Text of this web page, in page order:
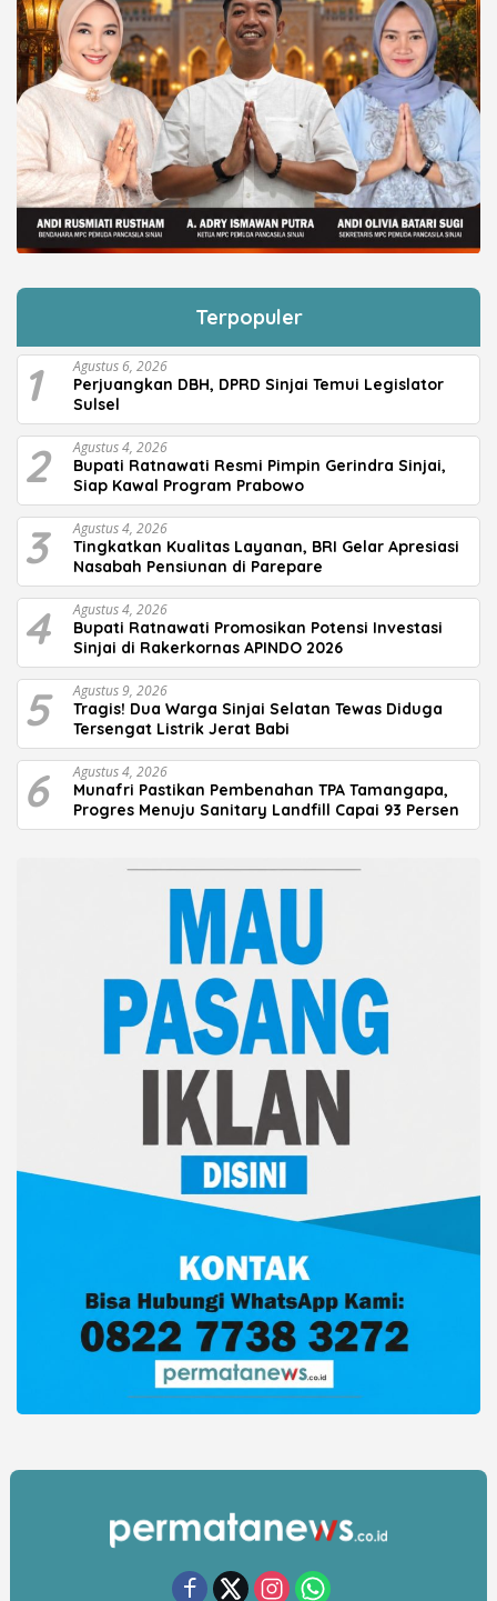
Terpopuler
1 Agustus 6, 2026
Perjuangkan DBH, DPRD Sinjai Temui Legislator
Sulsel
2 Agustus 4, 2026
Bupati Ratnawati Resmi Pimpin Gerindra Sinjai,
Siap Kawal Program Prabowo
3 Agustus 4, 2026
Tingkatkan Kualitas Layanan, BRI Gelar Apresiasi
Nasabah Pensiunan di Parepare
4 Agustus 4, 2026
Bupati Ratnawati Promosikan Potensi Investasi
Sinjai di Rakerkornas APINDO 2026
5 Agustus 9, 2026
Tragis! Dua Warga Sinjai Selatan Tewas Diduga
Tersengat Listrik Jerat Babi
6 Agustus 4, 2026
Munafri Pastikan Pembenahan TPA Tamangapa,
Progres Menuju Sanitary Landfill Capai 93 Persen